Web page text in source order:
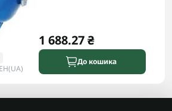
1 688.27 ₴
До кошика